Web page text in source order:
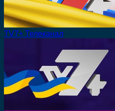
TV7+ Телеканал